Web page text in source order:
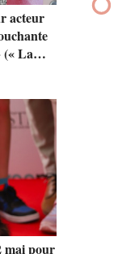
acteur
(« La
mai pour